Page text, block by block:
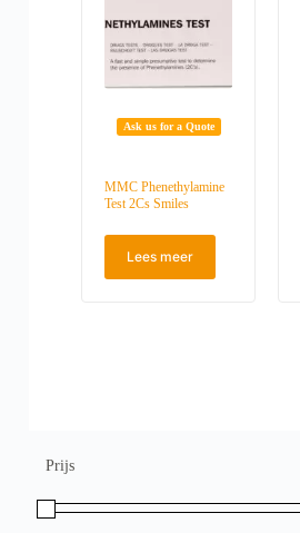
Prijs
Ask us for a Quote
MMC Phenethylamine
Test 2Cs Smiles
Lees meer